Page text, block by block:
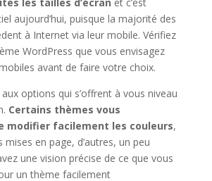
aujourd’hui, puisque la majorité des
à Internet via leur mobile. Vérifiez
WordPress que vous envisagez
avant de faire votre choix.
options qui s’offrent à vous niveau
Certains thèmes vous
modifier facilement les couleurs,
mises en page, d’autres, un peu
une vision précise de ce que vous
un thème facilement